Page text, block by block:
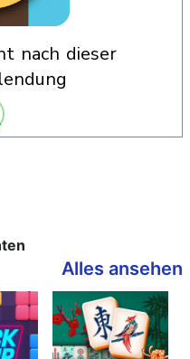
Alles ansehen